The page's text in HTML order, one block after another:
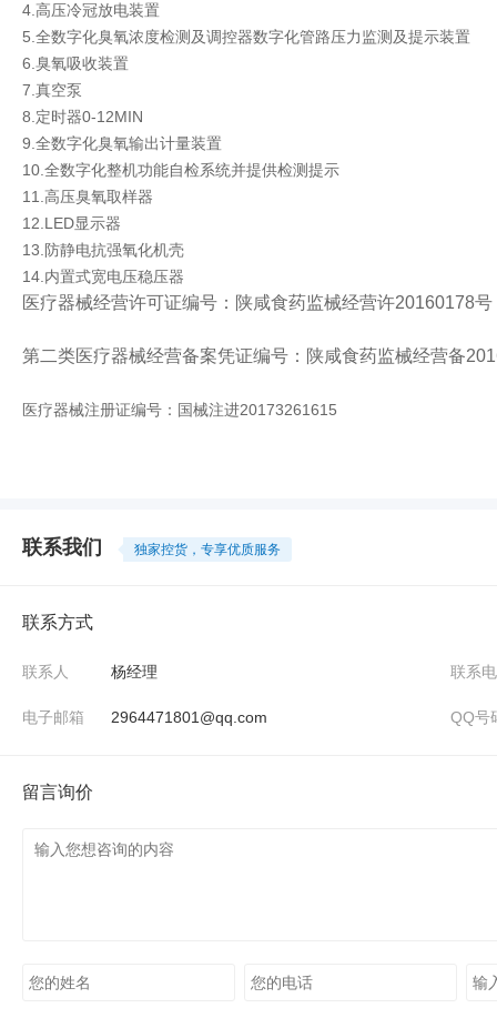
4.高压冷冠放电装置
5.全数字化臭氧浓度检测及调控器数字化管路压力监测及提示装置
6.臭氧吸收装置
7.真空泵
8.定时器0-12MIN
9.全数字化臭氧输出计量装置
10.全数字化整机功能自检系统并提供检测提示
11.高压臭氧取样器
12.LED显示器
13.防静电抗强氧化机壳
14.内置式宽电压稳压器
医疗器械经营许可证编号：陕咸食药监械经营许20160178号
第二类医疗器械经营备案凭证编号：陕咸食药监械经营备
医疗器械注册证编号：国械注进20173261615
联系我们 独家控货，专享优质服务
联系方式
联系人 杨经理 联系
电子邮箱 2964471801@qq.com QQ号
留言询价